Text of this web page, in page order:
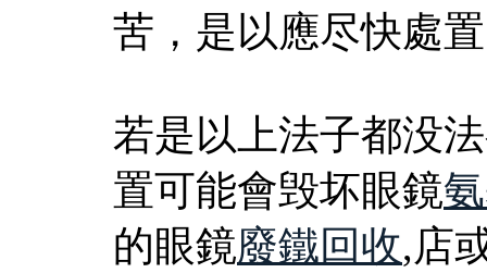
苦，是以應尽快處
若是以上法子都没
置可能會毁坏眼鏡
的眼鏡廢鐵回收,店